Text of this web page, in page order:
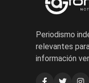
Periodismo
relevantes
información